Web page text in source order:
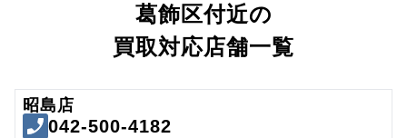
葛飾区付近の
買取対応店舗一覧
昭島店
042-500-4182